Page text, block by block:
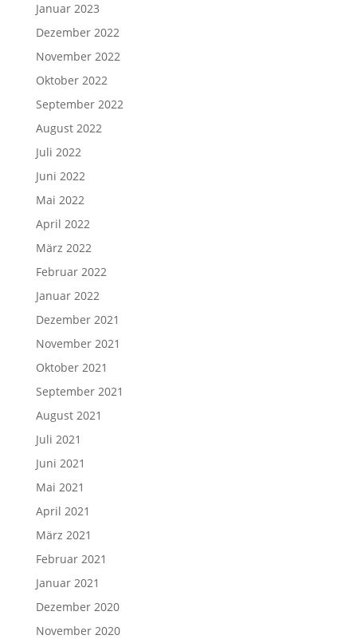
Januar 2023
Dezember 2022
November 2022
Oktober 2022
September 2022
August 2022
Juli 2022
Juni 2022
Mai 2022
April 2022
März 2022
Februar 2022
Januar 2022
Dezember 2021
November 2021
Oktober 2021
September 2021
August 2021
Juli 2021
Juni 2021
Mai 2021
April 2021
März 2021
Februar 2021
Januar 2021
Dezember 2020
November 2020